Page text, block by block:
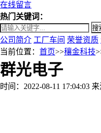
在线留言
热门关键词：
搜
公司简介 工厂车间 荣誉资质
当前位置： 首页>>穰金科技
群光电子
时间：2022-08-11 17:04:03